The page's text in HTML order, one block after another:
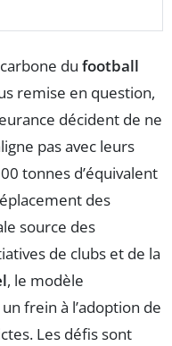
du football
remise en question,
décident de ne
pas avec leurs
tonnes d’équivalent
des
source des
de clubs et de la
, le modèle
frein à l’adoption de
Les défis sont